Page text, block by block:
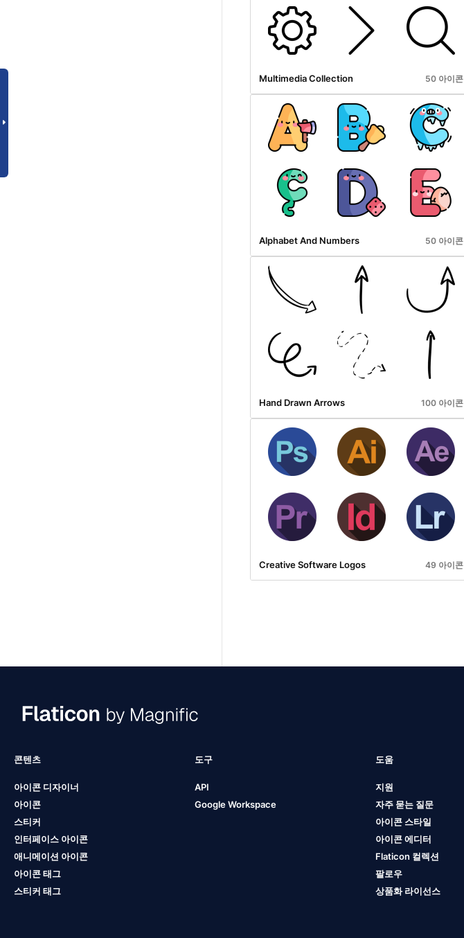
Multimedia Collection 50 아이콘
Alphabet And Numbers 50 아이콘
Hand Drawn Arrows 100 아이콘
Creative Software Logos 49 아이콘
콘텐츠
아이콘 디자이너
아이콘
스티커
인터페이스 아이콘
애니메이션 아이콘
아이콘 태그
스티커 태그
도구
API
Google Workspace
도움
지원
자주 묻는 질문
아이콘 스타일
아이콘 에디터
Flaticon 컬렉션
팔로우
상품화 라이선스